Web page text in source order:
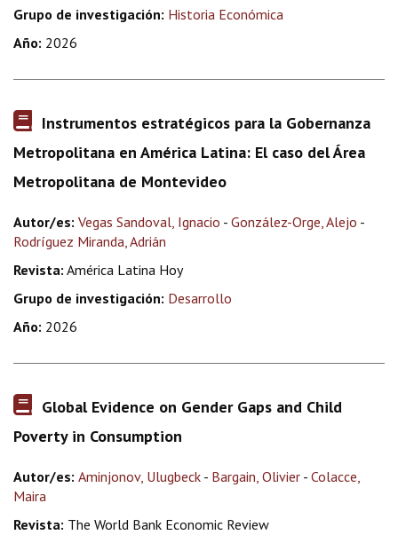
Grupo de investigación: Historia Económica
Año: 2026
Instrumentos estratégicos para la Gobernanza
Metropolitana en América Latina: El caso del Área
Metropolitana de Montevideo
Autor/es: Vegas Sandoval, Ignacio - González-Orge, Alejo -
Rodríguez Miranda, Adrián
Revista: América Latina Hoy
Grupo de investigación: Desarrollo
Año: 2026
Global Evidence on Gender Gaps and Child
Poverty in Consumption
Autor/es: Aminjonov, Ulugbeck - Bargain, Olivier - Colacce,
Maira
Revista: The World Bank Economic Review